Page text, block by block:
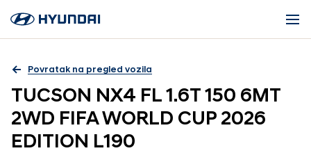
Povratak na pregled vozila
TUCSON NX4 FL 1.6T 150 6MT
2WD FIFA WORLD CUP 2026
EDITION L190